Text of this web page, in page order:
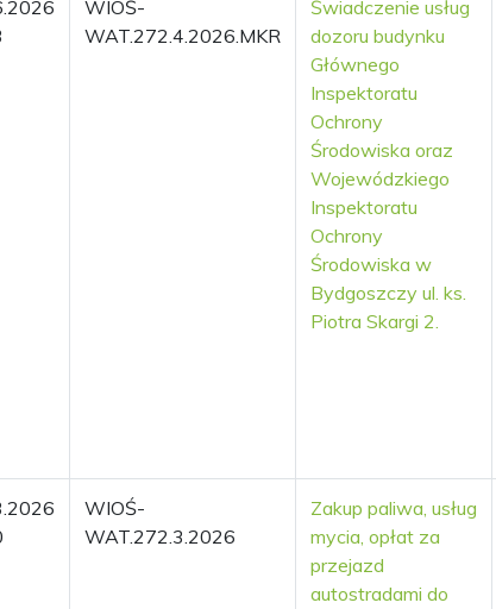
WIOŚ-
WAT.272.4.2026.MKR
Świadczenie usług
dozoru budynku
Głównego
Inspektoratu
Ochrony
Środowiska oraz
Wojewódzkiego
Inspektoratu
Ochrony
Środowiska w
Bydgoszczy ul. ks.
Piotra Skargi 2.
WIOŚ-
WAT.272.3.2026
Zakup paliwa, usług
mycia, opłat za
przejazd
autostradami do